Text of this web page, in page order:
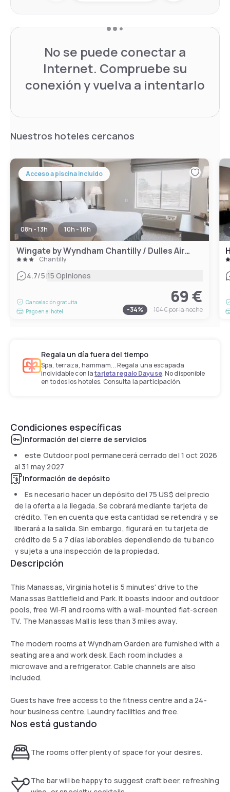
No se puede conectar a
Internet. Compruebe su
conexión y vuelva a intentarlo
Nuestros hoteles cercanos
Acceso a piscina incluido
08h - 13h 10h - 16h
Wingate by Wyndham Chantilly / Dulles Airport
Chantilly
4.7/5|15 Opiniones
Cancelación gratuita
Pago en el hotel
69 €
-34% 104 €por la noche
Regala un día fuera del tiempo
Spa, terraza, hammam... Regala una escapada
inolvidable con latarjeta regalo Dayuse. No disponible
en todos los hoteles. Consulta la participación.
Condiciones específicas
Información del cierre de servicios
este Outdoor pool permanecerá cerrado del 1 oct 2026
al 31 may 2027
Información de depósito
Es necesario hacer un depósito del 75 US$ del precio
de la oferta a la llegada. Se cobrará mediante tarjeta de
crédito. Ten en cuenta que esta cantidad se retendrá y se
liberará a la salida. Sin embargo, figurará en tu tarjeta de
crédito de 5 a 7 días laborables dependiendo de tu banco
y sujeta a una inspección de la propiedad.
Descripción
This Manassas, Virginia hotel is 5 minutes' drive to the
Manassas Battlefield and Park. It boasts indoor and outdoor
pools, free Wi-Fi and rooms with a wall-mounted flat-screen
TV. The Manassas Mall is less than 3 miles away.
The modern rooms at Wyndham Garden are furnished with a
seating area and work desk. Each room includes a
microwave and a refrigerator. Cable channels are also
included.
Guests have free access to the fitness centre and a 24-
hour business centre. Laundry facilities and free.
Nos está gustando
The rooms offer plenty of space for your desires.
The bar will be happy to suggest craft beer, refreshing